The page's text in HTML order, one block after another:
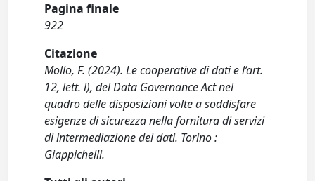
Pagina finale
922
Citazione
Mollo, F. (2024). Le cooperative di dati e l’art.
12, lett. l), del Data Governance Act nel
quadro delle disposizioni volte a soddisfare
esigenze di sicurezza nella fornitura di servizi
di intermediazione dei dati. Torino :
Giappichelli.